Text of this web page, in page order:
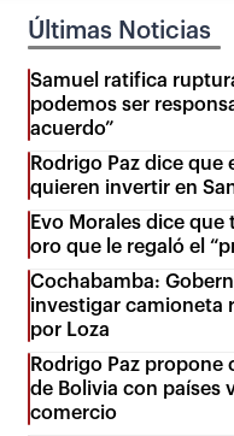
Últimas Noticias
Samuel ratifica
podemos ser
acuerdo”
Rodrigo Paz dice que
quieren invertir en
Evo Morales dice
oro que le regaló el
Cochabamba:
investigar camioneta
por Loza
Rodrigo Paz
de Bolivia con países
comercio